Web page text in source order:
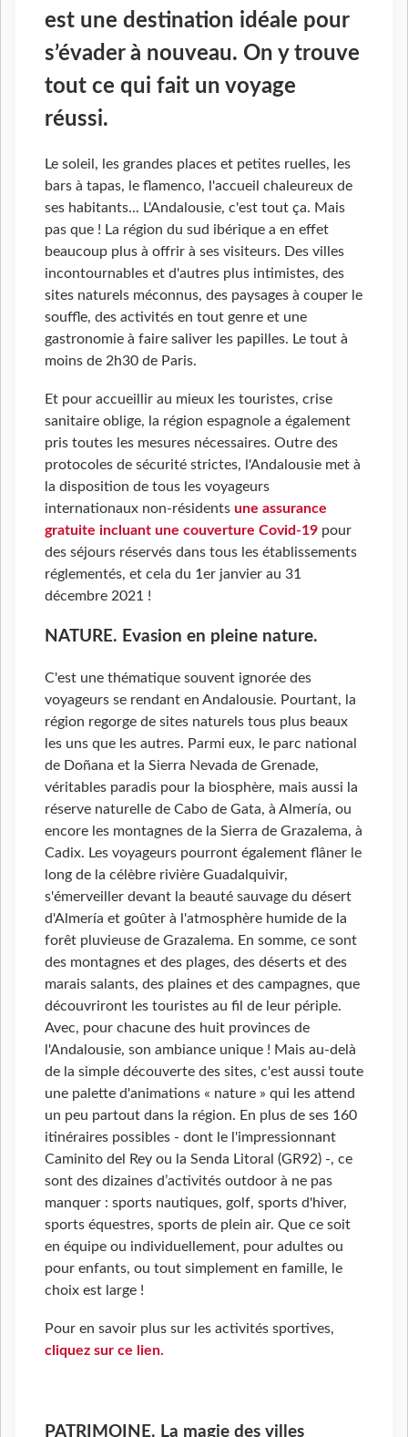
est une destination idéale pour
s’évader à nouveau. On y trouve
tout ce qui fait un voyage
réussi.
Le soleil, les grandes places et petites ruelles, les
bars à tapas, le flamenco, l'accueil chaleureux de
ses habitants... L'Andalousie, c'est tout ça. Mais
pas que ! La région du sud ibérique a en effet
beaucoup plus à offrir à ses visiteurs. Des villes
incontournables et d'autres plus intimistes, des
sites naturels méconnus, des paysages à couper le
souffle, des activités en tout genre et une
gastronomie à faire saliver les papilles. Le tout à
moins de 2h30 de Paris.
Et pour accueillir au mieux les touristes, crise
sanitaire oblige, la région espagnole a également
pris toutes les mesures nécessaires. Outre des
protocoles de sécurité strictes, l'Andalousie met à
la disposition de tous les voyageurs
internationaux non-résidents une assurance
gratuite incluant une couverture Covid-19 pour
des séjours réservés dans tous les établissements
réglementés, et cela du 1er janvier au 31
décembre 2021 !
NATURE. Evasion en pleine nature.
C'est une thématique souvent ignorée des
voyageurs se rendant en Andalousie. Pourtant, la
région regorge de sites naturels tous plus beaux
les uns que les autres. Parmi eux, le parc national
de Doñana et la Sierra Nevada de Grenade,
véritables paradis pour la biosphère, mais aussi la
réserve naturelle de Cabo de Gata, à Almería, ou
encore les montagnes de la Sierra de Grazalema, à
Cadix. Les voyageurs pourront également flâner le
long de la célèbre rivière Guadalquivir,
s'émerveiller devant la beauté sauvage du désert
d'Almería et goûter à l'atmosphère humide de la
forêt pluvieuse de Grazalema. En somme, ce sont
des montagnes et des plages, des déserts et des
marais salants, des plaines et des campagnes, que
découvriront les touristes au fil de leur périple.
Avec, pour chacune des huit provinces de
l'Andalousie, son ambiance unique ! Mais au-delà
de la simple découverte des sites, c'est aussi toute
une palette d'animations « nature » qui les attend
un peu partout dans la région. En plus de ses 160
itinéraires possibles - dont le l'impressionnant
Caminito del Rey ou la Senda Litoral (GR92) -, ce
sont des dizaines d’activités outdoor à ne pas
manquer : sports nautiques, golf, sports d'hiver,
sports équestres, sports de plein air. Que ce soit
en équipe ou individuellement, pour adultes ou
pour enfants, ou tout simplement en famille, le
choix est large !
Pour en savoir plus sur les activités sportives,
cliquez sur ce lien.
PATRIMOINE. La magie des villes